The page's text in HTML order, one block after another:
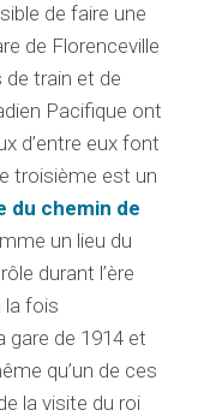
de faire une
de Florenceville
train et de
Pacifique ont
d’entre eux font
troisième est un
du chemin de
un lieu du
durant l’ère
la fois
gare de 1914 et
qu’un de ces
la visite du roi